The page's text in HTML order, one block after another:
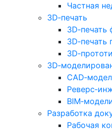
Частная
3D‑печать
Разработка
Рабочая